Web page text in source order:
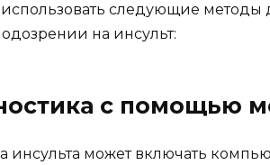
следующие
на инсульт:
с помощью
инсульта может включать